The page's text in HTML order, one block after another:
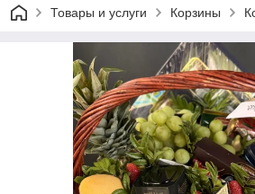
Товары и услуги Корзины